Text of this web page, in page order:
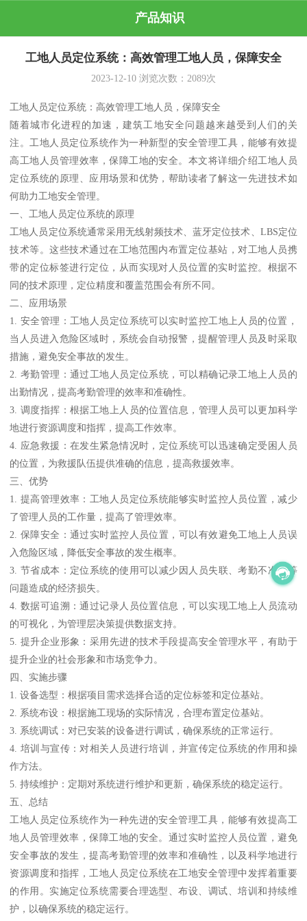
产品知识
工地人员定位系统：高效管理工地人员，保障安全
2023-12-10 浏览次数： 2089次
工地人员定位系统：高效管理工地人员，保障安全
随着城市化进程的加速，建筑工地安全问题越来越受到人们的关
注。工地人员定位系统作为一种新型的安全管理工具，能够有效提
高工地人员管理效率，保障工地的安全。本文将详细介绍工地人员
定位系统的原理、应用场景和优势，帮助读者了解这一先进技术如
何助力工地安全管理。
一、工地人员定位系统的原理
工地人员定位系统通常采用无线射频技术、蓝牙定位技术、LBS定位
技术等。这些技术通过在工地范围内布置定位基站，对工地人员携
带的定位标签进行定位，从而实现对人员位置的实时监控。根据不
同的技术原理，定位精度和覆盖范围会有所不同。
二、应用场景
1. 安全管理：工地人员定位系统可以实时监控工地上人员的位置，
当人员进入危险区域时，系统会自动报警，提醒管理人员及时采取
措施，避免安全事故的发生。
2. 考勤管理：通过工地人员定位系统，可以精确记录工地上人员的
出勤情况，提高考勤管理的效率和准确性。
3. 调度指挥：根据工地上人员的位置信息，管理人员可以更加科学
地进行资源调度和指挥，提高工作效率。
4. 应急救援：在发生紧急情况时，定位系统可以迅速确定受困人员
的位置，为救援队伍提供准确的信息，提高救援效率。
三、优势
1. 提高管理效率：工地人员定位系统能够实时监控人员位置，减少
了管理人员的工作量，提高了管理效率。
2. 保障安全：通过实时监控人员位置，可以有效避免工地上人员误
入危险区域，降低安全事故的发生概率。
3. 节省成本：定位系统的使用可以减少因人员失联、考勤不准确等
问题造成的经济损失。
4. 数据可追溯：通过记录人员位置信息，可以实现工地上人员流动
的可视化，为管理层决策提供数据支持。
5. 提升企业形象：采用先进的技术手段提高安全管理水平，有助于
提升企业的社会形象和市场竞争力。
四、实施步骤
1. 设备选型：根据项目需求选择合适的定位标签和定位基站。
2. 系统布设：根据施工现场的实际情况，合理布置定位基站。
3. 系统调试：对已安装的设备进行调试，确保系统的正常运行。
4. 培训与宣传：对相关人员进行培训，并宣传定位系统的作用和操
作方法。
5. 持续维护：定期对系统进行维护和更新，确保系统的稳定运行。
五、总结
工地人员定位系统作为一种先进的安全管理工具，能够有效提高工
地人员管理效率，保障工地的安全。通过实时监控人员位置，避免
安全事故的发生，提高考勤管理的效率和准确性，以及科学地进行
资源调度和指挥，工地人员定位系统在工地安全管理中发挥着重要
的作用。实施定位系统需要合理选型、布设、调试、培训和持续维
护，以确保系统的稳定运行。